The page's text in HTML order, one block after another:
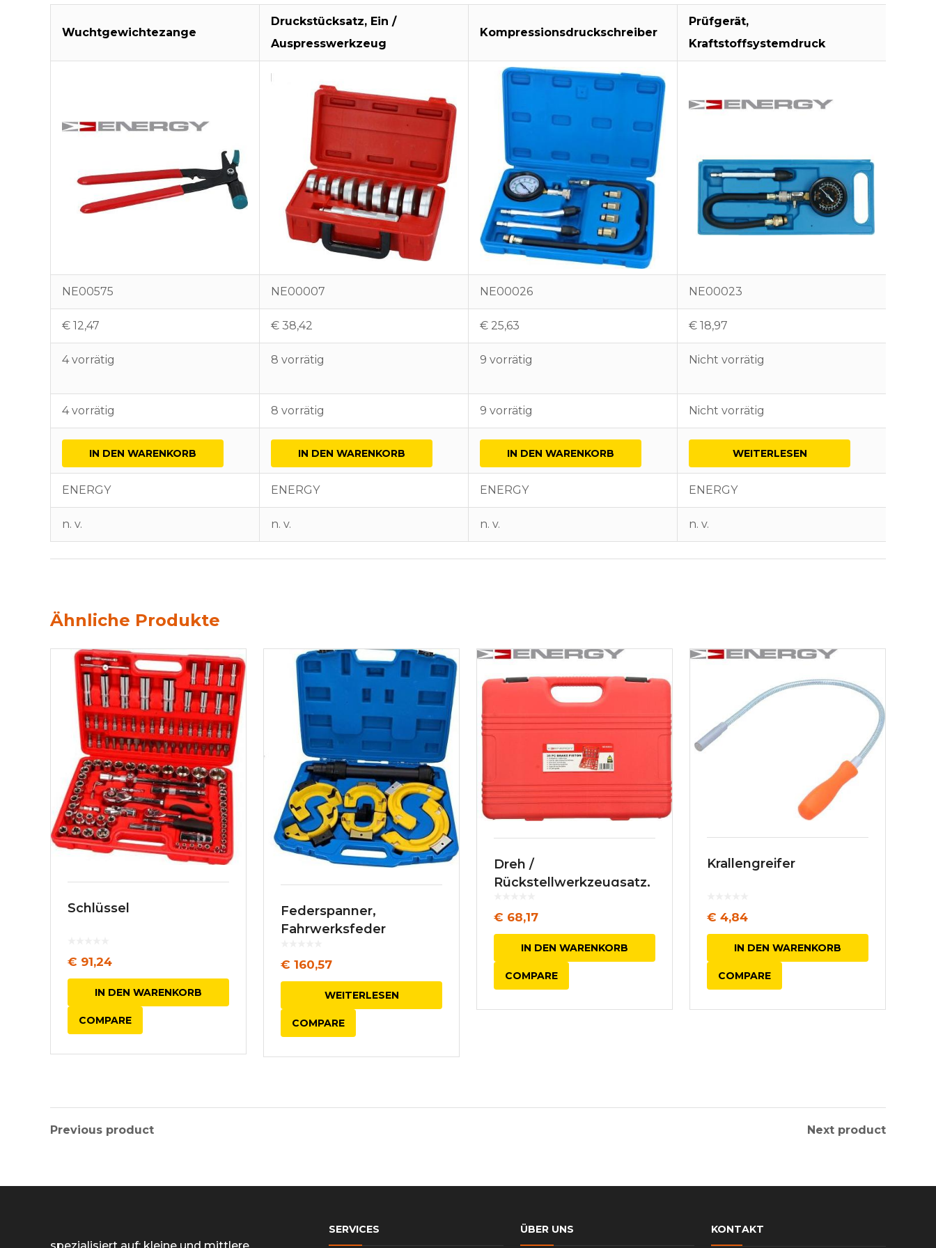
Wuchtgewichtezange
Druckstücksatz, Ein /
Auspresswerkzeug
Kompressionsdruckschreiber
Prüfgerät,
Kraftstoffsystemdruck
NE00575 NE00007 NE00026 NE00023
€ 12,47 € 38,42 € 25,63 € 18,97
4 vorrätig 8 vorrätig 9 vorrätig Nicht vorrätig
4 vorrätig 8 vorrätig 9 vorrätig Nicht vorrätig
IN DEN WARENKORB IN DEN WARENKORB IN DEN WARENKORB WEITERLESEN
ENERGY ENERGY ENERGY ENERGY
n. v. n. v. n. v. n. v.
Ähnliche Produkte
Schlüssel
€ 91,24
IN DEN WARENKORB
COMPARE
Federspanner,
Fahrwerksfeder
€ 160,57
WEITERLESEN
COMPARE
Dreh /
Rückstellwerkzeugsatz,
€ 68,17
IN DEN WARENKORB
COMPARE
Krallengreifer
€ 4,84
IN DEN WARENKORB
COMPARE
Previous product Next product
SERVICES ÜBER UNS KONTAKT